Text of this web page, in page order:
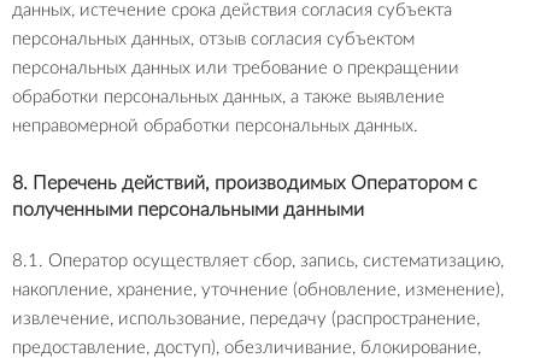
данных, истечение срока действия согласия субъекта
персональных данных, отзыв согласия субъектом
персональных данных или требование о прекращении
обработки персональных данных, а также выявление
неправомерной обработки персональных данных.
8. Перечень действий, производимых Оператором с
полученными персональными данными
8.1. Оператор осуществляет сбор, запись, систематизацию,
накопление, хранение, уточнение (обновление, изменение),
извлечение, использование, передачу (распространение,
предоставление, доступ), обезличивание, блокирование,